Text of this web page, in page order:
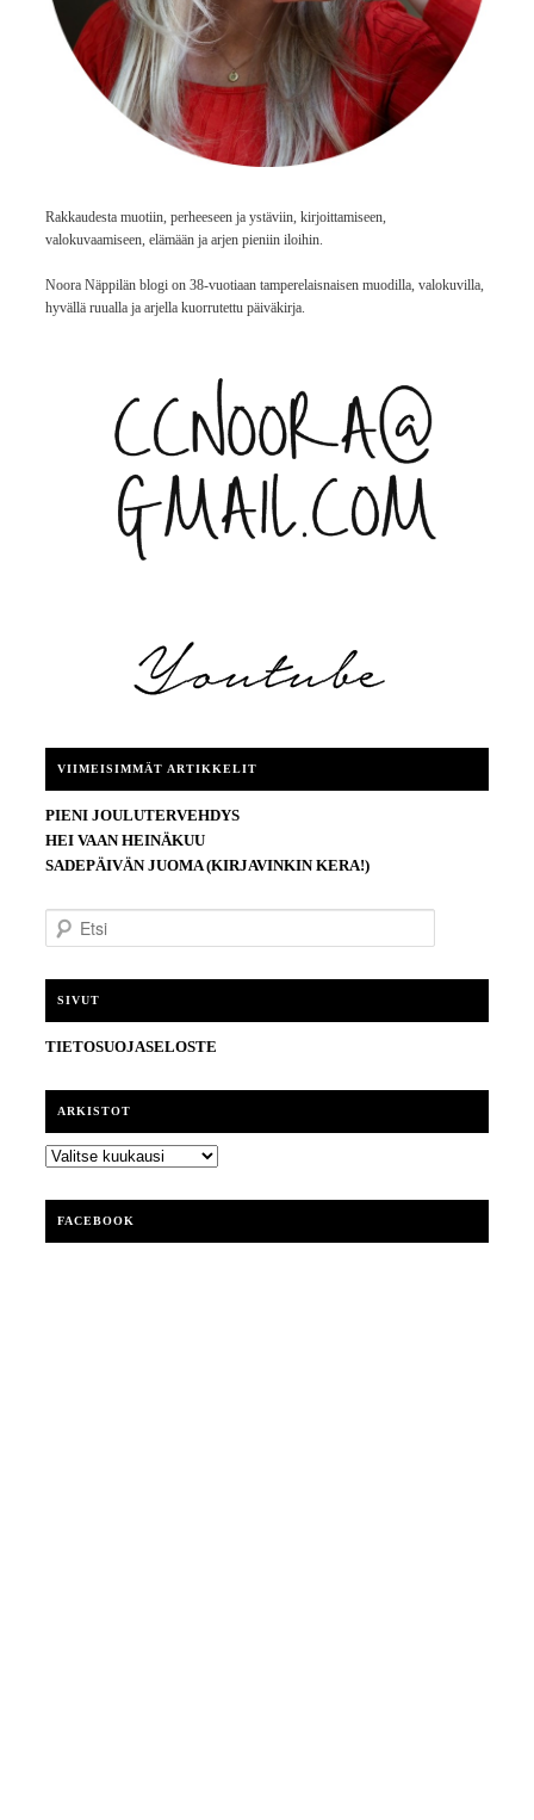
Rakkaudesta muotiin, perheeseen ja ystäviin, kirjoittamiseen,
valokuvaamiseen, elämään ja arjen pieniin iloihin.
Noora Näppilän blogi on 38-vuotiaan tamperelaisnaisen muodilla, valokuvilla,
hyvällä ruualla ja arjella kuorrutettu päiväkirja.
VIIMEISIMMÄT ARTIKKELIT
PIENI JOULUTERVEHDYS
HEI VAAN HEINÄKUU
SADEPÄIVÄN JUOMA (KIRJAVINKIN KERA!)
t
SIVUT
TIETOSUOJASELOSTE
ARKISTOT
ARKISTOT
FACEBOOK